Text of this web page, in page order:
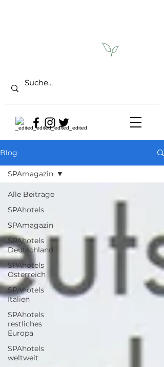
Blog
Alle Beiträge
SPAhotels
SPAmagazin
SPAhotels
Deutschland
SPAhotels
Österreich
SPAhotels
Italien
SPAhotels
restliches
Europa
SPAhotels
weltweit
SPAmagazin